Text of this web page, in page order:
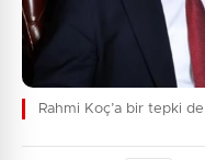
Rahmi Koç’a bir tepki de